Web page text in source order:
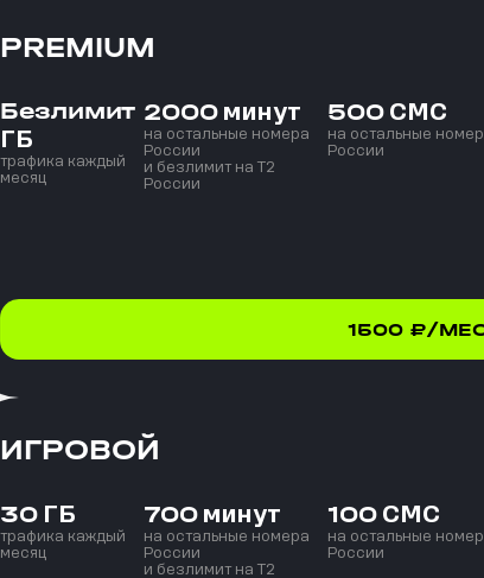
PREMIUM
Безлимит
ГБ
трафика каждый
месяц
2000 минут
на остальные номера
России
и безлимит на T2
России
500 СМС
на остальные
России
1500 ₽/
ИГРОВОЙ
30 ГБ
трафика каждый
месяц
700 минут
на остальные номера
России
и безлимит на T2
100 СМС
на остальные
России